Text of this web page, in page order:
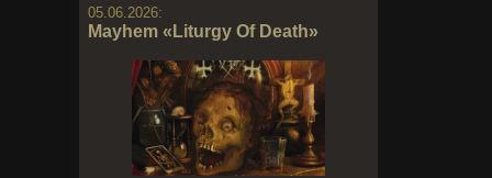
05.06.2026:
Mayhem «Liturgy Of Death»